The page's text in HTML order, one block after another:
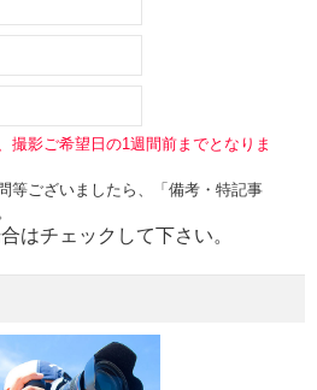
撮影ご希望日の1週間前までとなりま
等ございましたら、「備考・特記事
はチェックして下さい。